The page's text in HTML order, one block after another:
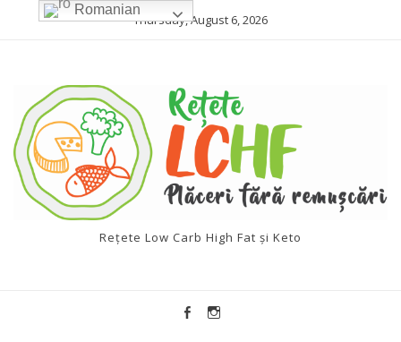
Thursday, August 6, 2026
Rețete Low Carb High Fat și Keto
Romanian